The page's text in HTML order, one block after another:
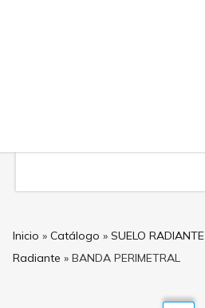
Inicio » Catálogo » SUELO RADIANTE
Radiante » BANDA PERIMETRAL